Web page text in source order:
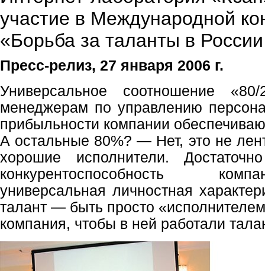
участие в Международной
«Борьба за таланты в
Пресс-релиз, 27 января 2006 г.
Универсальное соотношение
менеджерам по управлению
прибыльности компании
А остальные 80%? — Нет, это не
хорошие исполнители.
конкурентоспособность
универсальная личностная
талант — быть просто
компания, чтобы в ней работали